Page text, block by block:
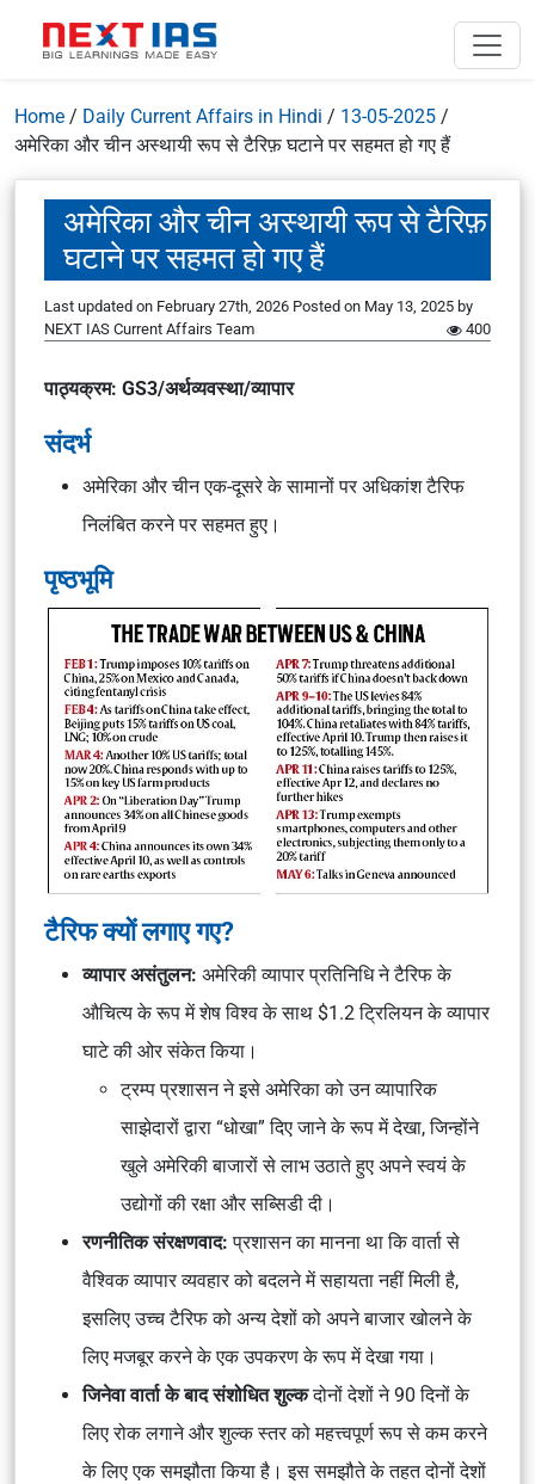
Home / Daily Current Affairs in Hindi / 13-05-2025 /
अमेरिका और चीन अस्थायी रूप से टैरिफ़ घटाने पर सहमत हो गए हैं
अमेरिका और चीन अस्थायी रूप से टैरिफ़
घटाने पर सहमत हो गए हैं
Last updated on February 27th, 2026 Posted on May 13, 2025 by
NEXT IAS Current Affairs Team
400
पाठ्यक्रम: GS3/अर्थव्यवस्था/व्यापार
संदर्भ
अमेरिका और चीन एक-दूसरे के सामानों पर अधिकांश टैरिफ
निलंबित करने पर सहमत हुए।
पृष्ठभूमि
टैरिफ क्यों लगाए गए?
व्यापार असंतुलन: अमेरिकी व्यापार प्रतिनिधि ने टैरिफ के
औचित्य के रूप में शेष विश्व के साथ $1.2 ट्रिलियन के व्यापार
घाटे की ओर संकेत किया।
ट्रम्प प्रशासन ने इसे अमेरिका को उन व्यापारिक
साझेदारों द्वारा “धोखा” दिए जाने के रूप में देखा, जिन्होंने
खुले अमेरिकी बाजारों से लाभ उठाते हुए अपने स्वयं के
उद्योगों की रक्षा और सब्सिडी दी।
रणनीतिक संरक्षणवाद:प्रशासन का मानना ​​था कि वार्ता से
वैश्विक व्यापार व्यवहार को बदलने में सहायता नहीं मिली है,
इसलिए उच्च टैरिफ को अन्य देशों को अपने बाजार खोलने के
लिए मजबूर करने के एक उपकरण के रूप में देखा गया।
जिनेवा वार्ता के बाद संशोधित शुल्कदोनों देशों ने 90 दिनों के
लिए रोक लगाने और शुल्क स्तर को महत्त्वपूर्ण रूप से कम करने
के लिए एक समझौता किया है। इस समझौते के तहत दोनों देशों